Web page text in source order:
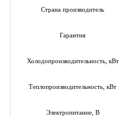
Страна производитель
Гарантия
Холодопроизводительность, кВт
Теплопроизводительность, кВт
Электропитание, В